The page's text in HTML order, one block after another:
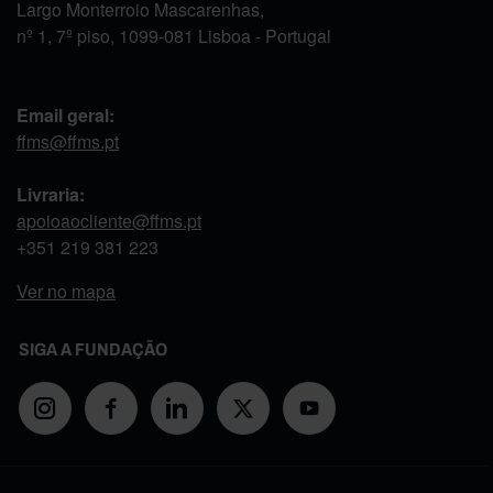
Largo Monterroio Mascarenhas,
nº 1, 7º piso, 1099-081 Lisboa - Portugal
Email geral:
ffms@ffms.pt
Livraria:
apoioaocliente@ffms.pt
+351 219 381 223
Ver no mapa
SIGA A FUNDAÇÃO